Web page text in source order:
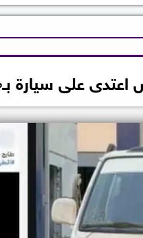
على سيارة